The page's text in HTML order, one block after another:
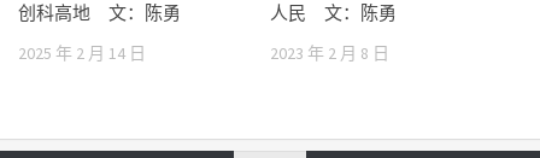
创科高地 文：陈勇
2025 年 2 月 14 日
人民 文：陈勇
2023 年 2 月 8 日